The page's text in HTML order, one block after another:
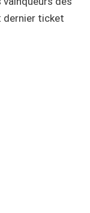
dernier ticket